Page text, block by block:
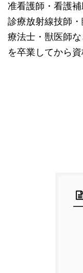
准看護師・看護
診療放射線技師
療法士・獣医師
を卒業してから